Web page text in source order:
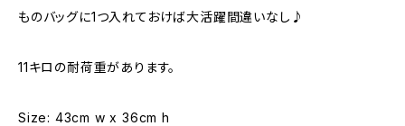
ものバッグに1つ入れておけば大活躍間違いなし♪
11キロの耐荷重があります。
Size: 43cm w x 36cm h